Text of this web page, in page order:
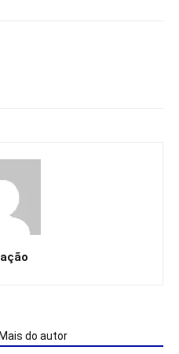
Mais do autor